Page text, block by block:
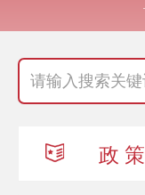
政 策